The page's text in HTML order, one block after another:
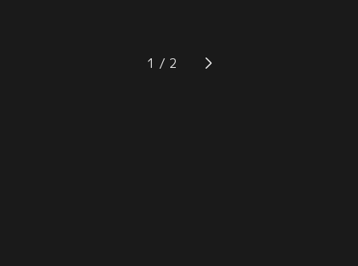
香）という女性がたびたび山部に面
会に来ていた。右京（水谷豊）と尊
れていた。高村は死の直前、都内の
ホテルに電話をかけていたことが判
1